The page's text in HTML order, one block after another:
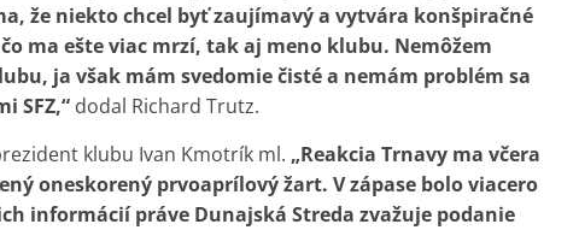
že niekto chcel byť zaujímavý a vytvára konšpiračné
ma ešte viac mrzí, tak aj meno klubu. Nemôžem
ja však mám svedomie čisté a nemám problém sa
SFZ,“ dodal Richard Trutz.
klubu Ivan Kmotrík ml. „Reakcia Trnavy ma včera
oneskorený prvoaprílový žart. V zápase bolo viacero
informácií práve Dunajská Streda zvažuje podanie